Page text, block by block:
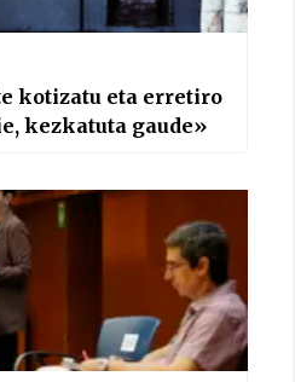
kotizatu eta erretiro
kezkatuta gaude»